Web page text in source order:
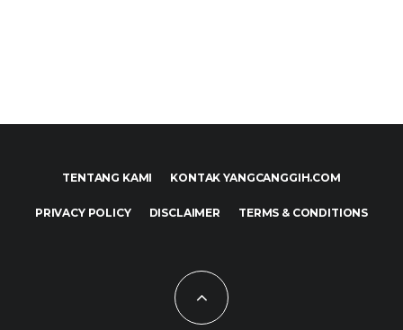
TENTANG KAMI KONTAK YANGCANGGIH.COM
PRIVACY POLICY DISCLAIMER TERMS & CONDITIONS